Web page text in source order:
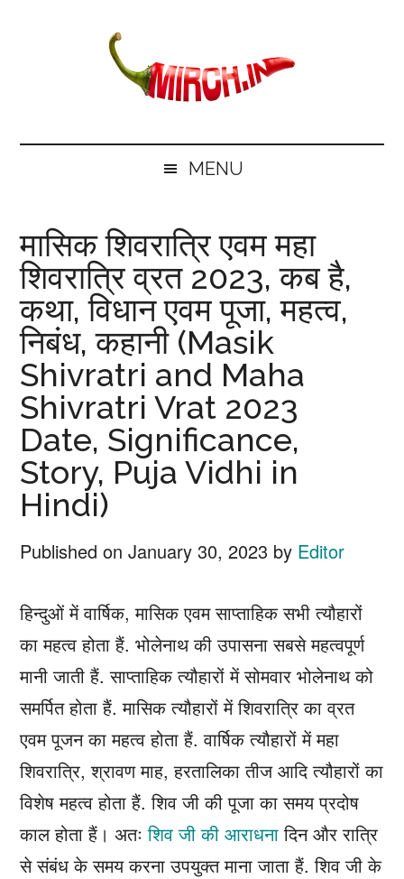
mirch.in
Hindi
MENU
मासिक शिवरात्रि एवम महा
शिवरात्रि व्रत 2023, कब है,
कथा, विधान एवम पूजा, महत्व,
निबंध, कहानी (Masik
Shivratri and Maha
Shivratri Vrat 2023
Date, Significance,
Story, Puja Vidhi in
Hindi)
Published onJanuary 30, 2023 by Editor
हिन्दुओं में वार्षिक, मासिक एवम साप्ताहिक सभी त्यौहारों
का महत्व होता हैं. भोलेनाथ की उपासना सबसे महत्वपूर्ण
मानी जाती हैं. साप्ताहिक त्यौहारों में सोमवार भोलेनाथ को
समर्पित होता हैं. मासिक त्यौहारों में शिवरात्रि का व्रत
एवम पूजन का महत्व होता हैं. वार्षिक त्यौहारों में महा
शिवरात्रि, श्रावण माह, हरतालिका तीज आदि त्यौहारों का
विशेष महत्व होता हैं. शिव जी की पूजा का समय प्रदोष
काल होता हैं। अतःशिव जी की आराधनादिन और रात्रि
से संबंध के समय करना उपयुक्त माना जाता हैं. शिव जी के